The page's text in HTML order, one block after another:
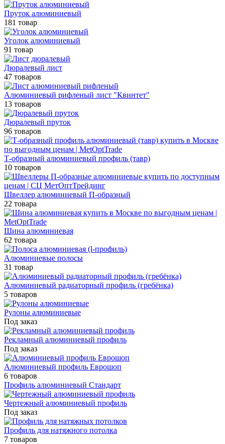
Пруток алюминиевый
181 товар
Уголок алюминиевый
91 товар
Дюралевый лист
47 товаров
Алюминиевый рифленый лист "Квинтет"
13 товаров
Дюралевый пруток
96 товаров
Т-образный алюминиевый профиль (тавр)
10 товаров
Швеллер алюминиевый П-образный
22 товара
Шина алюминиевая
62 товара
Алюминиевые полосы
31 товар
Алюминиевый радиаторный профиль (гребёнка)
5 товаров
Рулоны алюминиевые
Под заказ
Рекламный алюминиевый профиль
Под заказ
Алюминиевый профиль Еврошоп
6 товаров
Профиль алюминиевый Стандарт
Чертежный алюминиевый профиль
Под заказ
Профиль для натяжного потолка
7 товаров